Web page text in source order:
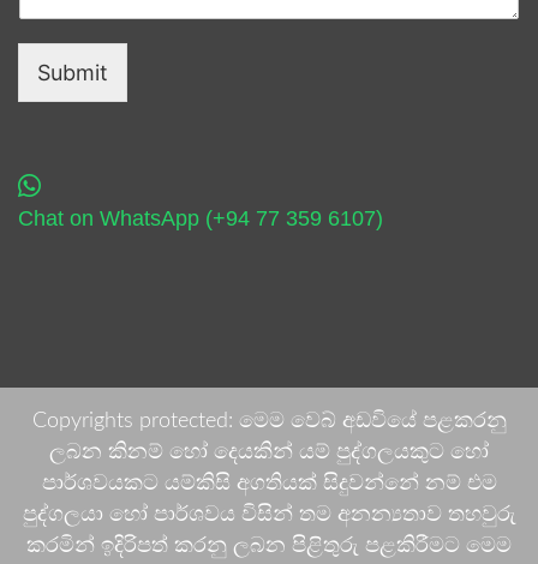
Submit
Chat on WhatsApp (+94 77 359 6107)
Copyrights protected: මෙම වෙබ් අඩවියේ පළකරනු
ලබන කිනම් හෝ දෙයකින් යම් පුද්ගලයකුට හෝ
පාර්ශවයකට යම්කිසි අගතියක් සිදුවන්නේ නම් එම
පුද්ගලයා හෝ පාර්ශවය විසින් තම අනන්‍යතාව තහවුරු
කරමින් ඉදිරිපත් කරනු ලබන පිළිතුරු පළකිරීමට මෙම